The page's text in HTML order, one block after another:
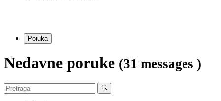
Poruka
Nedavne poruke (31 messages )